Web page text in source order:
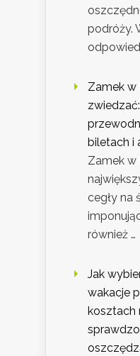
podróży.
Zamek w
biletach i
Zamek w
cegły na
również …
Jak
wakacje
kosztach